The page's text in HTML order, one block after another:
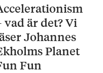
vad är det? Vi
Johannes
Planet
Fun